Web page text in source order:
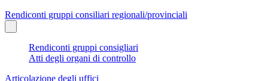
Rendiconti gruppi consiliari regionali/provinciali
Rendiconti gruppi consigliari
Atti degli organi di controllo
Articolazione degli uffici